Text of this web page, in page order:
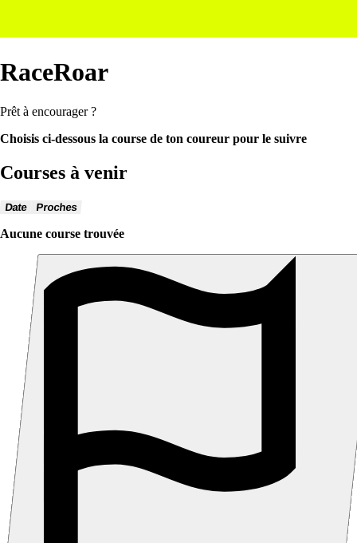
RaceRoar
Prêt à encourager ?
Choisis ci-dessous la course de ton coureur pour le suivre
Courses à venir
Date Proches
Aucune course trouvée